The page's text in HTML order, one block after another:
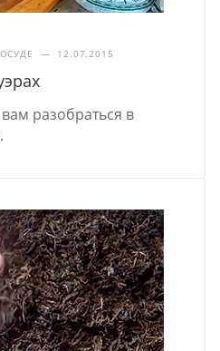
— 12.07.2015
разобраться в